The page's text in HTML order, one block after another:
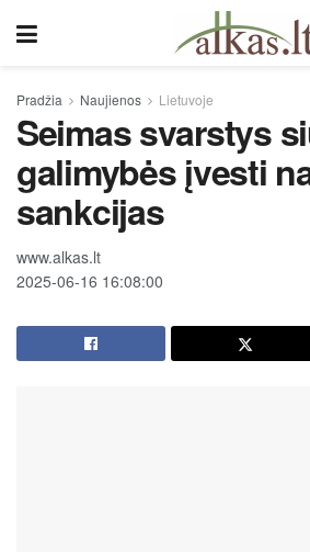
Pradžia Naujienos Lietuvoje
Seimas svarstys
galimybės įvesti
sankcijas
www.alkas.lt
2025-06-16 16:08:00